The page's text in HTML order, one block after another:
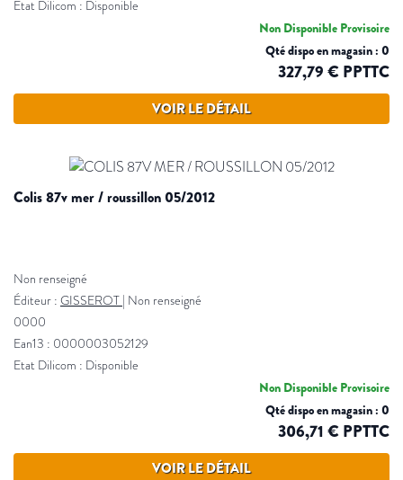
Etat Dilicom : Disponible
Non Disponible Provisoire
Qté dispo en magasin : 0
327,79 € PPTTC
VOIR LE DÉTAIL
colis 87v mer / roussillon 05/2012
Non renseigné
Éditeur : GISSEROT Non renseigné
0000
Ean13 : 0000003052129
Etat Dilicom : Disponible
Non Disponible Provisoire
Qté dispo en magasin : 0
306,71 € PPTTC
VOIR LE DÉTAIL